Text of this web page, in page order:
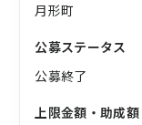
月形町
公募ステータス
公募終了
上限金額・助成額